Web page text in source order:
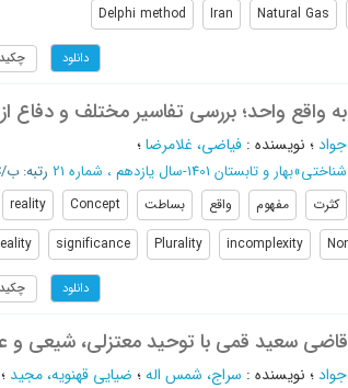
Natural Gas
Iran
Delphi method
دانلود
واقع واحد؛ بررسی تفاسیر مختلف و دفاع از
؛ نویسنده : فیاضی، غلامرضا؛
»بهار و تابستان 1401-سال یازدهم ، شماره 21 رتبه: ب/ISC
کثرت مفهوم واقع بساطت Concept
reality
incomplexity
Plurality
significance
دانلود
سعید قمی با توحید معتزلی، شیعی و
؛ نویسنده : سراج، شمس اله؛ ضیایی قهنویه، مجید ؛